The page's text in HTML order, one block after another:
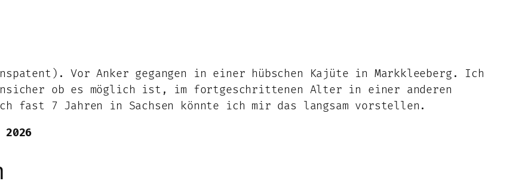
Vor Anker gegangen in einer hübschen Kajüte in Markkleeberg. Ich
ob es möglich ist, im fortgeschrittenen Alter in einer anderen
fast 7 Jahren in Sachsen könnte ich mir das langsam vorstellen.